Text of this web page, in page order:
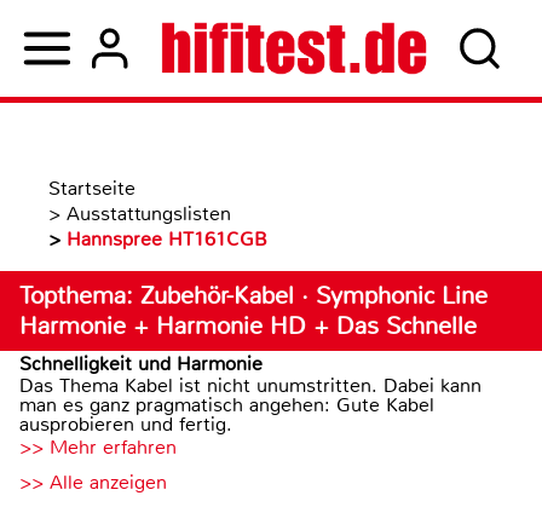
Startseite
> Ausstattungslisten
> Hannspree HT161CGB
Topthema: Zubehör-Kabel · Symphonic Line
Harmonie + Harmonie HD + Das Schnelle
Schnelligkeit und Harmonie
Das Thema Kabel ist nicht unumstritten. Dabei kann
man es ganz pragmatisch angehen: Gute Kabel
ausprobieren und fertig.
>> Mehr erfahren
>> Alle anzeigen